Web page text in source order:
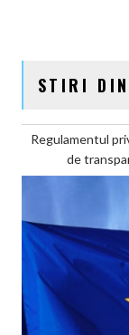
STIRI
Regulamentul
de